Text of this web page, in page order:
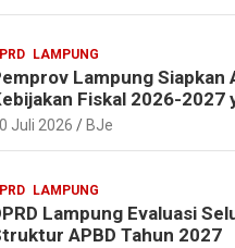
LAMPUNG
Lampung Siapkan
Fiskal 2026-2027
dan Berkelanjutan
Juli 2026 BJe
LAMPUNG
Lampung Evaluasi
APBD Tahun 2027